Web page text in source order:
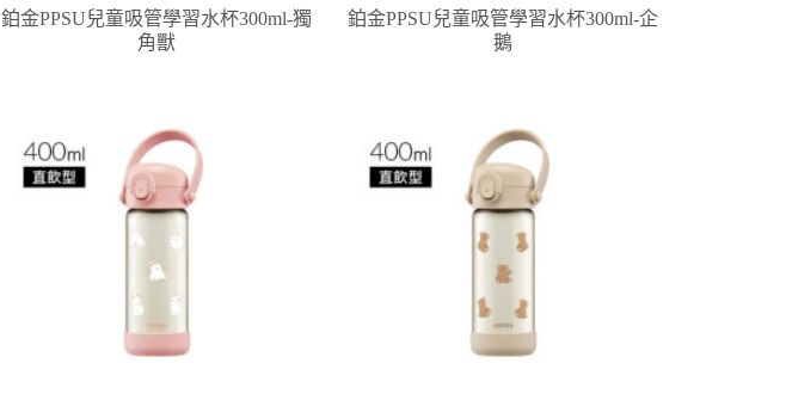
鉑金PPSU兒童吸管學習水杯300ml-獨
角獸
鉑金PPSU兒童吸管學習水杯300ml-企
鵝